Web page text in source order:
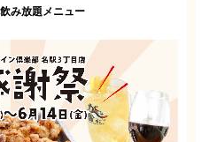
み放題メニュー